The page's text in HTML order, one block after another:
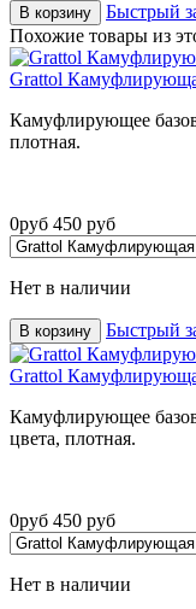
В корзину
Быстрый
Похожие товары из
Grattol
Камуфлирующее
плотная.
0руб 450 руб
Нет в наличии
В корзину Быстрый
Grattol
Камуфлирующее
цвета, плотная.
0руб 450 руб
Нет в наличии